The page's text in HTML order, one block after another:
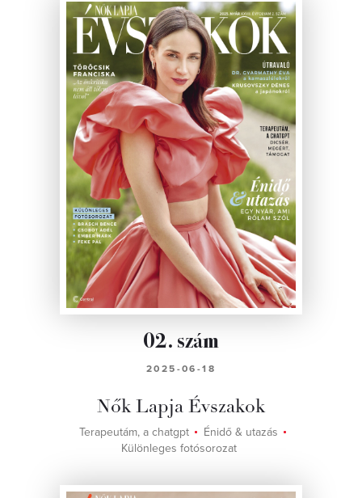
02. szám
2025-06-18
Nők Lapja Évszakok
Terapeutám, a chatgpt
Énidő & utazás
Különleges fotósorozat